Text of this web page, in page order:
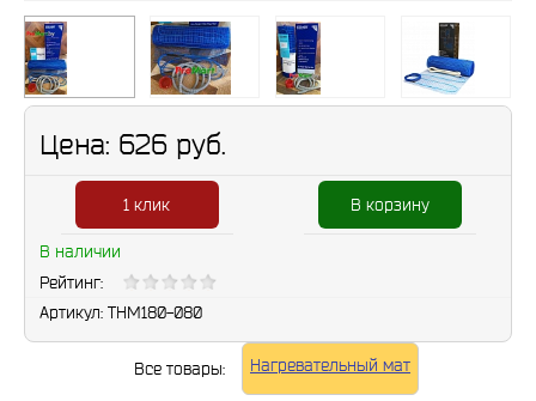
Цена: 626 руб.
В корзину
1 клик
В наличии
Рейтинг:
Артикул: THM180-080
Все товары: Нагревательный мат